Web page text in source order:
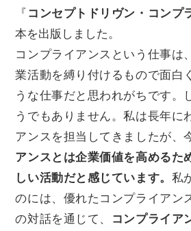
『 コンセプトドリヴン・コンプ
本を出版しました。
コンプライアンスという仕事は
業活動を縛り付けるもので面白
うな仕事だと思われがちです。
うでもありません。私は長年に
アンスを担当してきましたが、
アンスとは企業価値を高めるた
しい活動だと感じています。 私
のには、優れたコンプライアン
の対話を通じて、
コンプライア